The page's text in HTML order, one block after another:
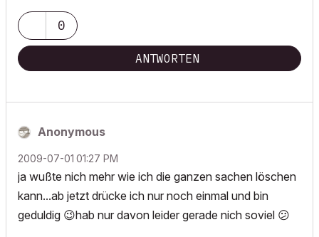
0
ANTWORTEN
Anonymous
‎2009-07-01 01:27 PM
ja wußte nich mehr wie ich die ganzen sachen löschen
kann...ab jetzt drücke ich nur noch einmal und bin
geduldig 😉hab nur davon leider gerade nich soviel 😕